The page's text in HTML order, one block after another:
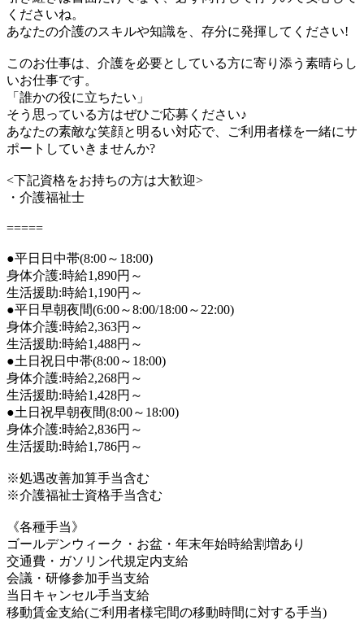
くださいね。
あなたの介護のスキルや知識を、存分に発揮してください!
このお仕事は、介護を必要としている方に寄り添う素晴らし
いお仕事です。
「誰かの役に立ちたい」
そう思っている方はぜひご応募ください♪
あなたの素敵な笑顔と明るい対応で、ご利用者様を一緒にサ
ポートしていきませんか?
<下記資格をお持ちの方は大歓迎>
・介護福祉士
=====
●平日日中帯(8:00～18:00)
身体介護:時給1,890円～
生活援助:時給1,190円～
●平日早朝夜間(6:00～8:00/18:00～22:00)
身体介護:時給2,363円～
生活援助:時給1,488円～
●土日祝日中帯(8:00～18:00)
身体介護:時給2,268円～
生活援助:時給1,428円～
●土日祝早朝夜間(8:00～18:00)
身体介護:時給2,836円～
生活援助:時給1,786円～
※処遇改善加算手当含む
※介護福祉士資格手当含む
《各種手当》
ゴールデンウィーク・お盆・年末年始時給割増あり
交通費・ガソリン代規定内支給
会議・研修参加手当支給
当日キャンセル手当支給
移動賃金支給(ご利用者様宅間の移動時間に対する手当)